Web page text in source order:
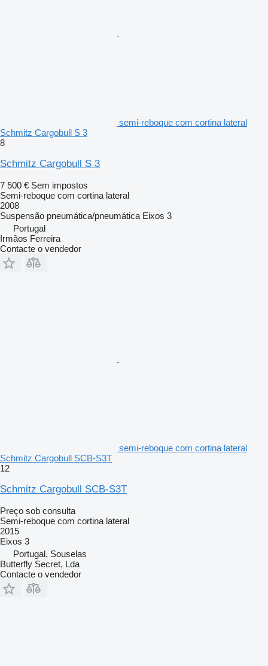
semi-reboque com cortina lateral
Schmitz Cargobull S 3
8
Schmitz Cargobull S 3
7 500 € Sem impostos
Semi-reboque com cortina lateral
2008
Suspensão pneumática/pneumática Eixos 3
Portugal
Irmãos Ferreira
Contacte o vendedor
semi-reboque com cortina lateral
Schmitz Cargobull SCB-S3T
12
Schmitz Cargobull SCB-S3T
Preço sob consulta
Semi-reboque com cortina lateral
2015
Eixos 3
Portugal, Souselas
Butterfly Secret, Lda
Contacte o vendedor